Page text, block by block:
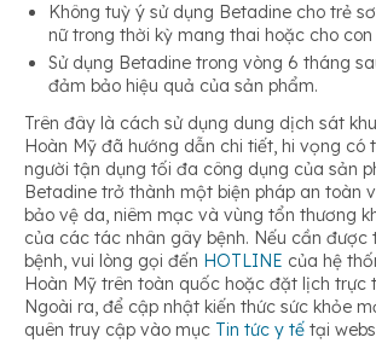
Không tuỳ ý sử dụng Betadine cho trẻ
nữ trong thời kỳ mang thai hoặc cho con
Sử dụng Betadine trong vòng 6 tháng
đảm bảo hiệu quả của sản phẩm.
Trên đây là cách sử dụng dung dịch sát
Hoàn Mỹ đã hướng dẫn chi tiết, hi vọng có
người tận dụng tối đa công dụng của sản
Betadine trở thành một biện pháp an toàn
bảo vệ da, niêm mạc và vùng tổn thương
của các tác nhân gây bệnh. Nếu cần được
bệnh, vui lòng gọi đến HOTLINE của hệ
Hoàn Mỹ trên toàn quốc hoặc đặt lịch trực
Ngoài ra, để cập nhật kiến thức sức khỏe
quên truy cập vào mục Tin tức y tế tại